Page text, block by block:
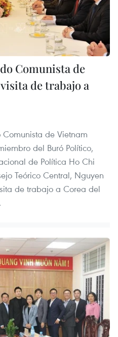
Comunista de
de trabajo a
de Vietnam
del Buró Político,
de Política Ho Chi
Teórico Central, Nguyen
de trabajo a Corea del